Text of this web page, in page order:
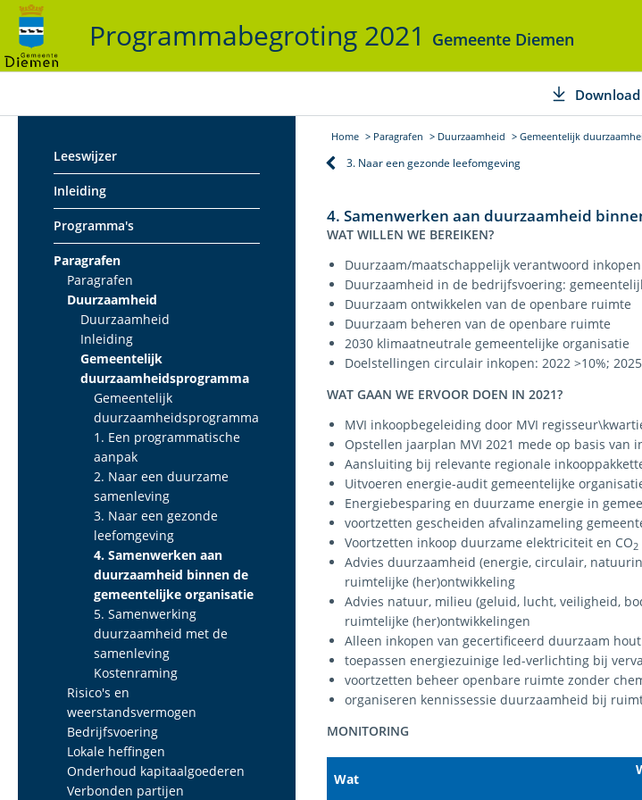
Programmabegroting 2021 Gemeente Diemen
Leeswijzer
Inleiding
Programma's
Paragrafen
Paragrafen
Duurzaamheid
Duurzaamheid
Inleiding
Gemeentelijk
duurzaamheidsprogramma
Gemeentelijk
duurzaamheidsprogramma
1. Een programmatische
aanpak
2. Naar een duurzame
samenleving
3. Naar een gezonde
leefomgeving
4. Samenwerken aan
duurzaamheid binnen de
gemeentelijke organisatie
5. Samenwerking
duurzaamheid met de
samenleving
Kostenraming
Risico's en
weerstandsvermogen
Bedrijfsvoering
Lokale heffingen
Onderhoud kapitaalgoederen
Verbonden partijen
Home Paragrafen Duurzaamheid Gemeentelijk
3. Naar een gezonde leefomgeving
4. Samenwerken aan duurzaamheid
WAT WILLEN WE BEREIKEN?
Duurzaam/maatschappelijk verantwoord inkopen
Duurzaamheid in de bedrijfsvoering:
Duurzaam ontwikkelen van de openbare ruimte
Duurzaam beheren van de openbare ruimte
2030 klimaatneutrale gemeentelijke organisatie
Doelstellingen circulair inkopen: 2022 >10%;
WAT GAAN WE ERVOOR DOEN IN 2021?
MVI inkoopbegeleiding door MVI
Opstellen jaarplan MVI 2021 mede op basis van
Aansluiting bij relevante regionale
Uitvoeren energie-audit gemeentelijke
Energiebesparing en duurzame energie in
voortzetten gescheiden afvalinzameling
Voortzetten inkoop duurzame elektriciteit en CO2
Advies duurzaamheid (energie, circulair,
ruimtelijke (her)ontwikkeling
Advies natuur, milieu (geluid, lucht, veiligheid,
ruimtelijke (her)ontwikkelingen
Alleen inkopen van gecertificeerd duurzaam
toepassen energiezuinige led-verlichting bij
voortzetten beheer openbare ruimte zonder
organiseren kennissessie duurzaamheid bij
MONITORING
Wat